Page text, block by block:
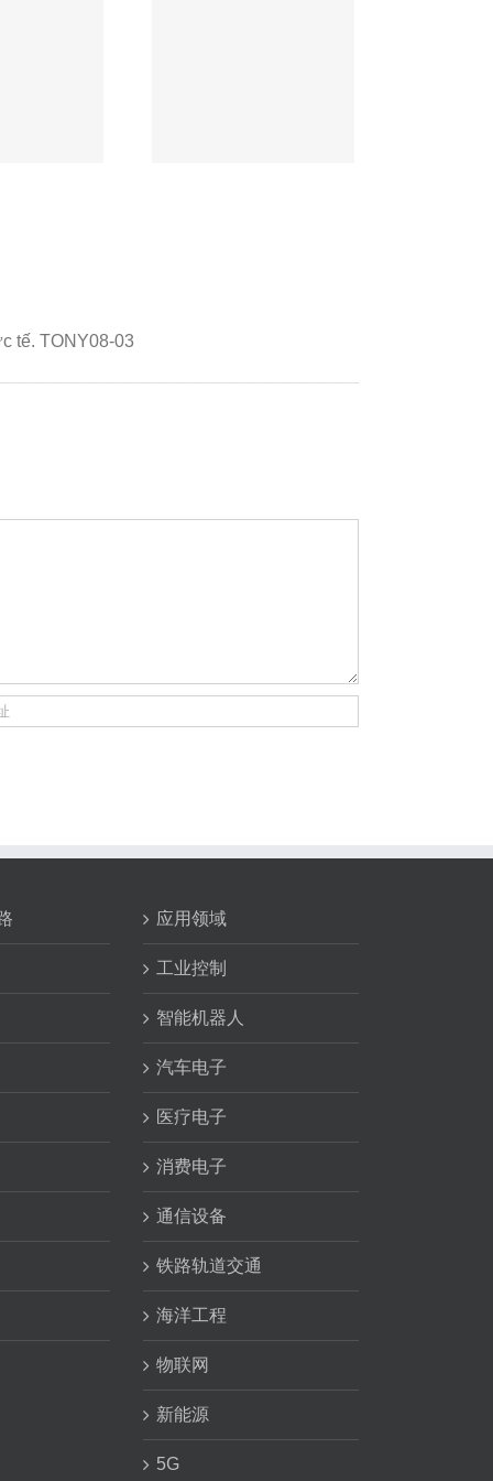
tế. TONY08-03
应用领域
工业控制
智能机器人
汽车电子
医疗电子
消费电子
通信设备
铁路轨道交通
海洋工程
物联网
新能源
5G